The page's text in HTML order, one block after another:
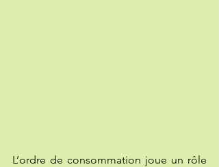
L’ordre de consommation joue un rôle